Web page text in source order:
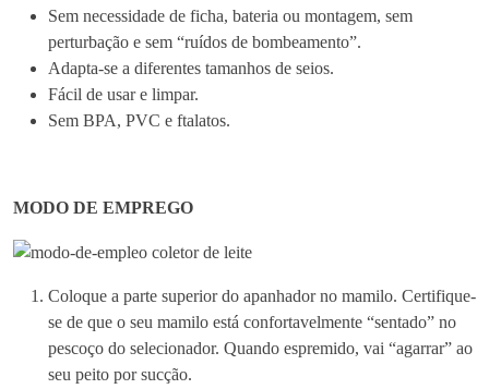
Sem necessidade de ficha, bateria ou montagem, sem
perturbação e sem “ruídos de bombeamento”.
Adapta-se a diferentes tamanhos de seios.
Fácil de usar e limpar.
Sem BPA, PVC e ftalatos.
MODO DE EMPREGO
Coloque a parte superior do apanhador no mamilo. Certifique-
se de que o seu mamilo está confortavelmente “sentado” no
pescoço do selecionador. Quando espremido, vai “agarrar” ao
seu peito por sucção.